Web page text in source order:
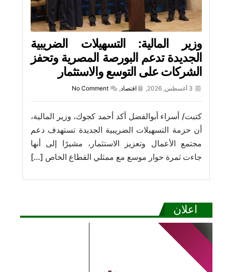
وزير المالية: التسهيلات الضريبية
الجديدة تدعم البورصة المصرية وتحفز
الشركات على التوسع والاستثمار
3 أغسطس, 2026, اقتصاد,
No Comment
كتبت/ أسراء أبوالفضل أكد أحمد كجوك، وزير المالية،
أن حزمة التسهيلات الضريبية الجديدة تستهدف دعم
مجتمع الأعمال وتعزيز الاستثمار، مشيرًا إلى أنها
جاءت ثمرة حوار موسع مع ممثلي القطاع الخاص […]
اعلان